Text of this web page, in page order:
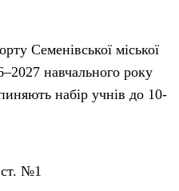
Семенівської міської
навчального року
набір учнів до 10-
№1